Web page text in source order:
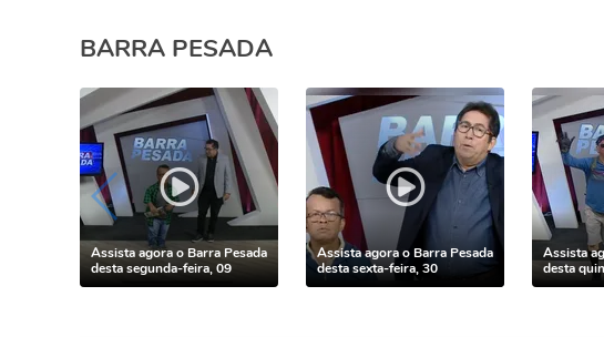
BARRA PESADA
Assista agora o Barra Pesada
desta segunda-feira, 09
Assista agora o Barra Pesada
desta sexta-feira, 30
Assista
desta